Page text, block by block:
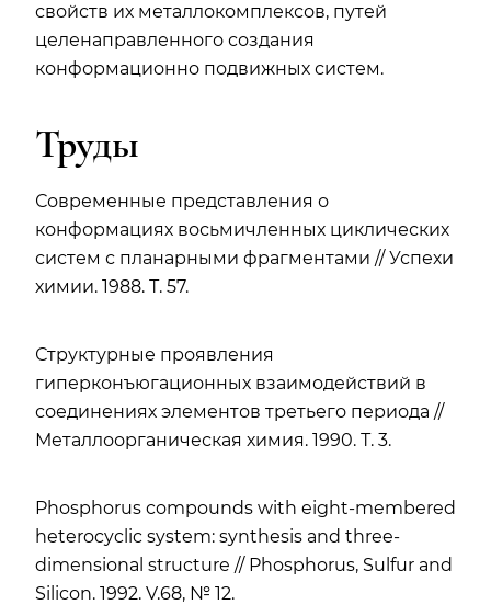
свойств их металлокомплексов, путей
целенаправленного создания
конформационно подвижных систем.
Труды
Современные представления о
конформациях восьмичленных циклических
систем с планарными фрагментами // Успехи
химии. 1988. Т. 57.
Структурные проявления
гиперконъюгационных взаимодействий в
соединениях элементов третьего периода //
Металлоорганическая химия. 1990. Т. 3.
Phosphorus compounds with eight-membered
heterocyclic system: synthesis and three-
dimensional structure // Phosphorus, Sulfur and
Silicon. 1992. V.68, № 12.